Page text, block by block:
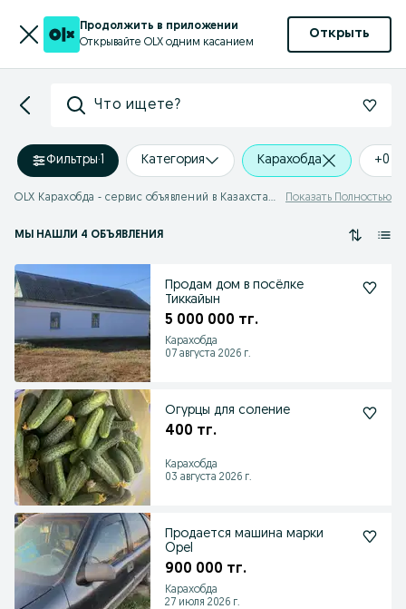
Продолжить в приложении
Открывайте OLX одним касанием
Открыть
Что ищете?
Фильтры·1 Категория Карахобда +0
OLX Карахобда - сервис объявлений в Казахстане Показать Полностью
МЫ НАШЛИ 4 ОБЪЯВЛЕНИЯ
Продам дом в посёлке
Тиккайын
5 000 000 тг.
Карахобда
07 августа 2026 г.
Огурцы для соление
400 тг.
Карахобда
03 августа 2026 г.
Продается машина марки
Opel
900 000 тг.
Карахобда
27 июля 2026 г.